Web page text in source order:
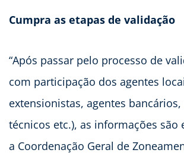
Cumpra as etapas de validação
“Após passar pelo processo de
com participação dos agentes
extensionistas, agentes
técnicos etc.), as informações são
a Coordenação Geral de